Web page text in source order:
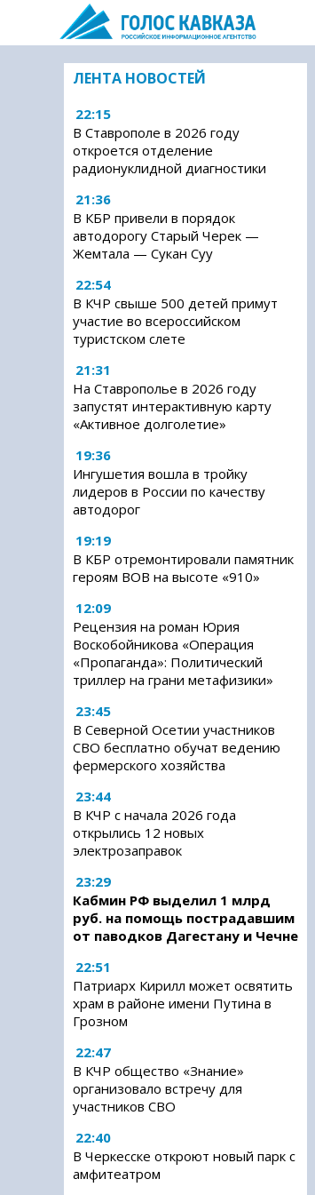
ЛЕНТА НОВОСТЕЙ
22:15
В Ставрополе в 2026 году
откроется отделение
радионуклидной диагностики
21:36
В КБР привели в порядок
автодорогу Старый Черек —
Жемтала — Сукан Суу
22:54
В КЧР свыше 500 детей примут
участие во всероссийском
туристском слете
21:31
На Ставрополье в 2026 году
запустят интерактивную карту
«Активное долголетие»
19:36
Ингушетия вошла в тройку
лидеров в России по качеству
автодорог
19:19
В КБР отремонтировали памятник
героям ВОВ на высоте «910»
12:09
Рецензия на роман Юрия
Воскобойникова «Операция
«Пропаганда»: Политический
триллер на грани метафизики»
23:45
В Северной Осетии участников
СВО бесплатно обучат ведению
фермерского хозяйства
23:44
В КЧР с начала 2026 года
открылись 12 новых
электрозаправок
23:29
Кабмин РФ выделил 1 млрд
руб. на помощь пострадавшим
от паводков Дагестану и Чечне
22:51
Патриарх Кирилл может освятить
храм в районе имени Путина в
Грозном
22:47
В КЧР общество «Знание»
организовало встречу для
участников СВО
22:40
В Черкесске откроют новый парк с
амфитеатром